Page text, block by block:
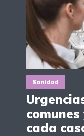
Sanidad
cada